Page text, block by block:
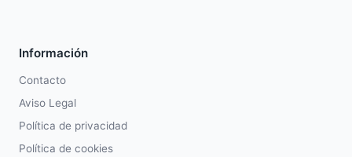
Información
Contacto
Aviso Legal
Política de privacidad
Política de cookies